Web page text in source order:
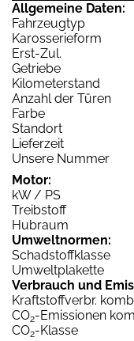
Allgemeine Daten:
Fahrzeugtyp
Karosserieform
Erst-Zul.
Getriebe
Kilometerstand
Anzahl der Türen
Farbe
Standort
Lieferzeit
Unsere Nummer
Motor:
kW / PS
Treibstoff
Hubraum
Umweltnormen:
Schadstoffklasse
Umweltplakette
Verbrauch und
Kraftstoffverbr.
CO2-Emissionen
CO2-Klasse